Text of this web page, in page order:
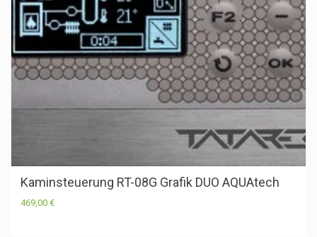
Kaminsteuerung RT-08G Grafik DUO AQUAtech
469,00 €